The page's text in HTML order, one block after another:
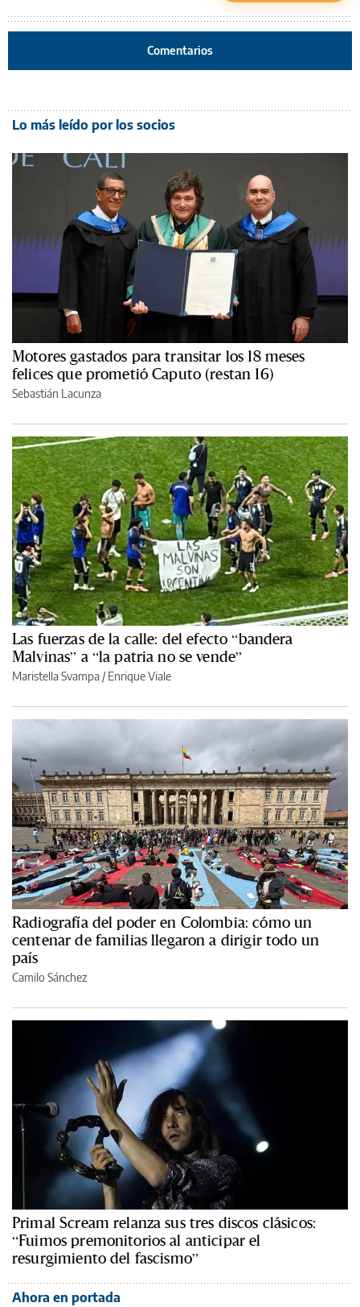
Comentarios
Lo más leído por los socios
Motores gastados para transitar los 18 meses
felices que prometió Caputo (restan 16)
Sebastián Lacunza
Las fuerzas de la calle: del efecto “bandera
Malvinas” a “la patria no se vende”
Maristella Svampa /Enrique Viale
Radiografía del poder en Colombia: cómo un
centenar de familias llegaron a dirigir todo un
país
Camilo Sánchez
Primal Scream relanza sus tres discos clásicos:
“Fuimos premonitorios al anticipar el
resurgimiento del fascismo”
Ahora en portada